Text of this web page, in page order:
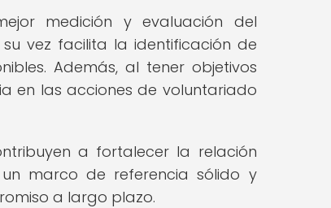
medición y evaluación del
vez facilita la identificación de
Además, al tener objetivos
en las acciones de voluntariado
a fortalecer la relación
marco de referencia sólido y
a largo plazo.